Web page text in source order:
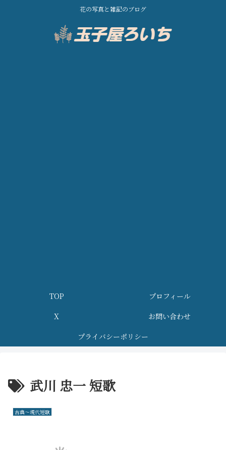
花の写真と雑記のブログ
TOP
プロフィール
X
お問い合わせ
プライバシーポリシー
武川 忠一 短歌
古典～現代短歌